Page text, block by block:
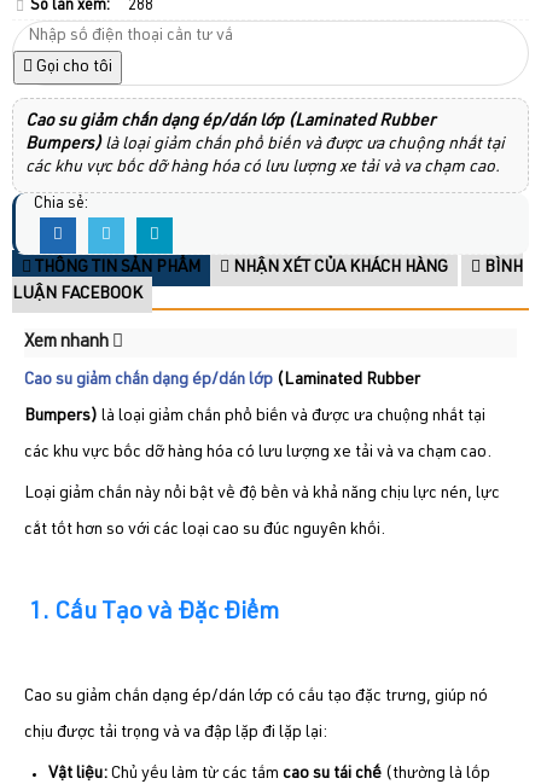
Số lần xem:
288
Gọi cho tôi
Cao su giảm chấn dạng ép/dán lớp (Laminated Rubber
Bumpers)là loại giảm chấn phổ biến và được ưa chuộng nhất tại
các khu vực bốc dỡ hàng hóa có lưu lượng xe tải và va chạm cao.
Chia sẻ:
THÔNG TIN SẢN PHẨM NHẬN XÉT CỦA KHÁCH HÀNG
BÌNH
LUẬN FACEBOOK
Xem nhanh
Cao su giảm chấn dạng ép/dán lớp (Laminated Rubber
Bumpers) là loại giảm chấn phổ biến và được ưa chuộng nhất tại
các khu vực bốc dỡ hàng hóa có lưu lượng xe tải và va chạm cao.
Loại giảm chấn này nổi bật về độ bền và khả năng chịu lực nén, lực
cắt tốt hơn so với các loại cao su đúc nguyên khối.
1. Cấu Tạo và Đặc Điểm
Cao su giảm chấn dạng ép/dán lớp có cấu tạo đặc trưng, giúp nó
chịu được tải trọng và va đập lặp đi lặp lại:
Vật liệu: Chủ yếu làm từ các tấm cao su tái chế (thường là lốp